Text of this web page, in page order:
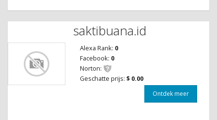
saktibuana.id
Alexa Rank: 0
Facebook: 0
Norton:
Geschatte prijs: $ 0.00
Ontdek meer